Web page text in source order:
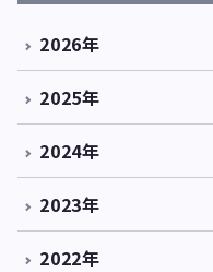
2026年
2025年
2024年
2023年
2022年